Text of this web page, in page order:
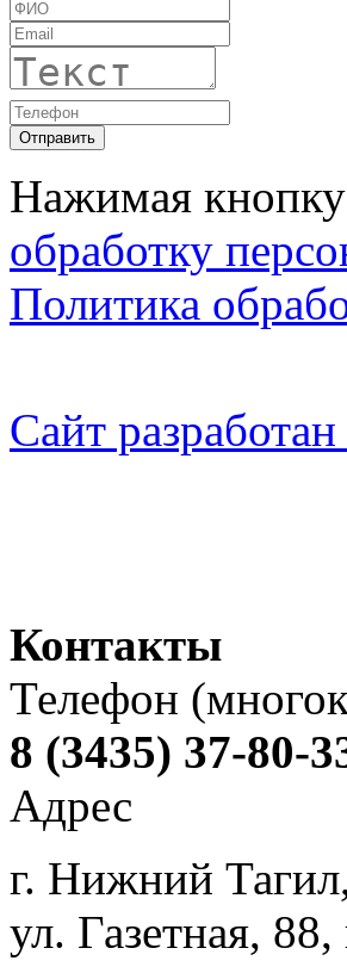
Нажимая кнопку
обработку
Политика
Сайт
Контакты
Телефон
8 (3435) 37-80-
Адрес
г. Нижний Тагил,
ул. Газетная,